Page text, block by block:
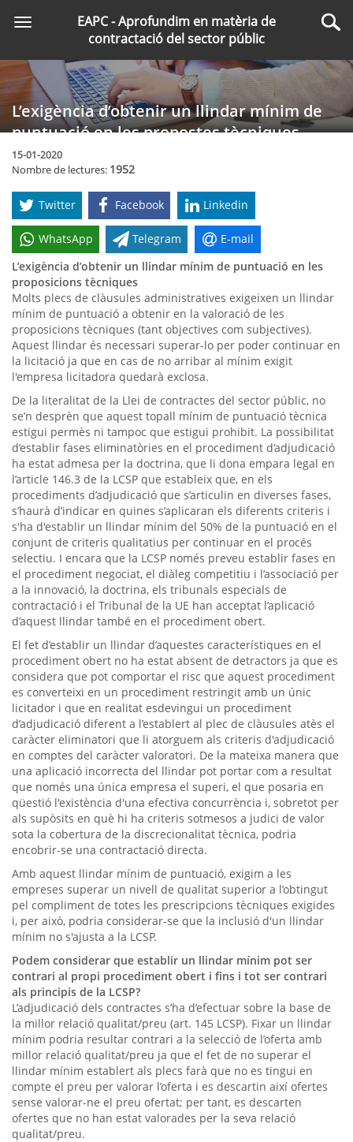
principal
Toggle
EAPC - Aprofundim en matèria de
contractació del sector públic
L’exigència d’obtenir un llindar mínim de
puntuació en les propostes tècniques
15-01-2020
Nombre de lectures: 1952
Twitter Facebook Linkedin
WhatsApp Telegram
E-mail
L’exigència d’obtenir un llindar mínim de puntuació en les
proposicions tècniques
Molts plecs de clàusules administratives exigeixen un llindar
mínim de puntuació a obtenir en la valoració de les
proposicions tècniques (tant objectives com subjectives).
Aquest llindar és necessari superar-lo per poder continuar en
la licitació ja que en cas de no arribar al mínim exigit
l'empresa licitadora quedarà exclosa.
De la literalitat de la Llei de contractes del sector públic, no
se’n desprèn que aquest topall mínim de puntuació tècnica
estigui permès ni tampoc que estigui prohibit. La possibilitat
d’establir fases eliminatòries en el procediment d’adjudicació
ha estat admesa per la doctrina, que li dona empara legal en
l’article 146.3 de la LCSP que estableix que, en els
procediments d’adjudicació que s’articulin en diverses fases,
s’haurà d’indicar en quines s’aplicaran els diferents criteris i
s'ha d'establir un llindar mínim del 50% de la puntuació en el
conjunt de criteris qualitatius per continuar en el procés
selectiu. I encara que la LCSP només preveu establir fases en
el procediment negociat, el diàleg competitiu i l’associació per
a la innovació, la doctrina, els tribunals especials de
contractació i el Tribunal de la UE han acceptat l’aplicació
d’aquest llindar també en el procediment obert.
El fet d’establir un llindar d’aquestes característiques en el
procediment obert no ha estat absent de detractors ja que es
considera que pot comportar el risc que aquest procediment
es converteixi en un procediment restringit amb un únic
licitador i que en realitat esdevingui un procediment
d’adjudicació diferent a l’establert al plec de clàusules atès el
caràcter eliminatori que li atorguem als criteris d'adjudicació
en comptes del caràcter valoratori. De la mateixa manera que
una aplicació incorrecta del llindar pot portar com a resultat
que només una única empresa el superi, el que posaria en
qüestió l'existència d'una efectiva concurrència i, sobretot per
als supòsits en què hi ha criteris sotmesos a judici de valor
sota la cobertura de la discrecionalitat tècnica, podria
encobrir-se una contractació directa.
Amb aquest llindar mínim de puntuació, exigim a les
empreses superar un nivell de qualitat superior a l’obtingut
pel compliment de totes les prescripcions tècniques exigides
i, per això, podria considerar-se que la inclusió d'un llindar
mínim no s'ajusta a la LCSP.
Podem considerar que establir un llindar mínim pot ser
contrari al propi procediment obert i fins i tot ser contrari
als principis de la LCSP?
L’adjudicació dels contractes s’ha d’efectuar sobre la base de
la millor relació qualitat/preu (art. 145 LCSP). Fixar un llindar
mínim podria resultar contrari a la selecció de l’oferta amb
millor relació qualitat/preu ja que el fet de no superar el
llindar mínim establert als plecs farà que no es tingui en
compte el preu per valorar l’oferta i es descartin així ofertes
sense valorar-ne el preu ofertat; per tant, es descarten
ofertes que no han estat valorades per la seva relació
qualitat/preu.